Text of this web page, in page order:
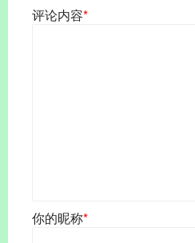
评论内容*
你的昵称*